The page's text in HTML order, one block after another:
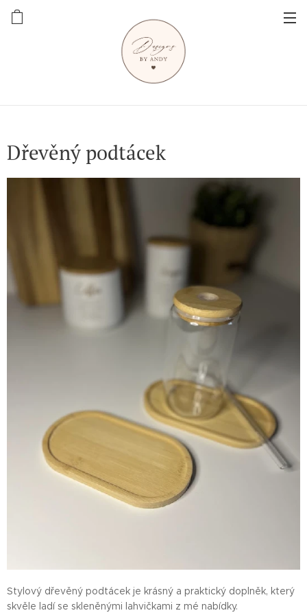
Dřevěný podtácek
Stylový dřevěný podtácek je krásný a praktický doplněk, který
skvěle ladí se skleněnými lahvičkami z mé nabídky.